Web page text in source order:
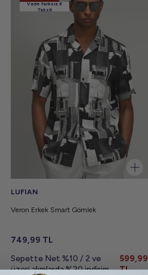
Vade farksız 6
Taksit
LUFIAN
Veron Erkek Smart Gömlek
749,99 TL
Sepette Net %10 / 2 ve
üzeri alımlarda %20 indirim
599,99
TL